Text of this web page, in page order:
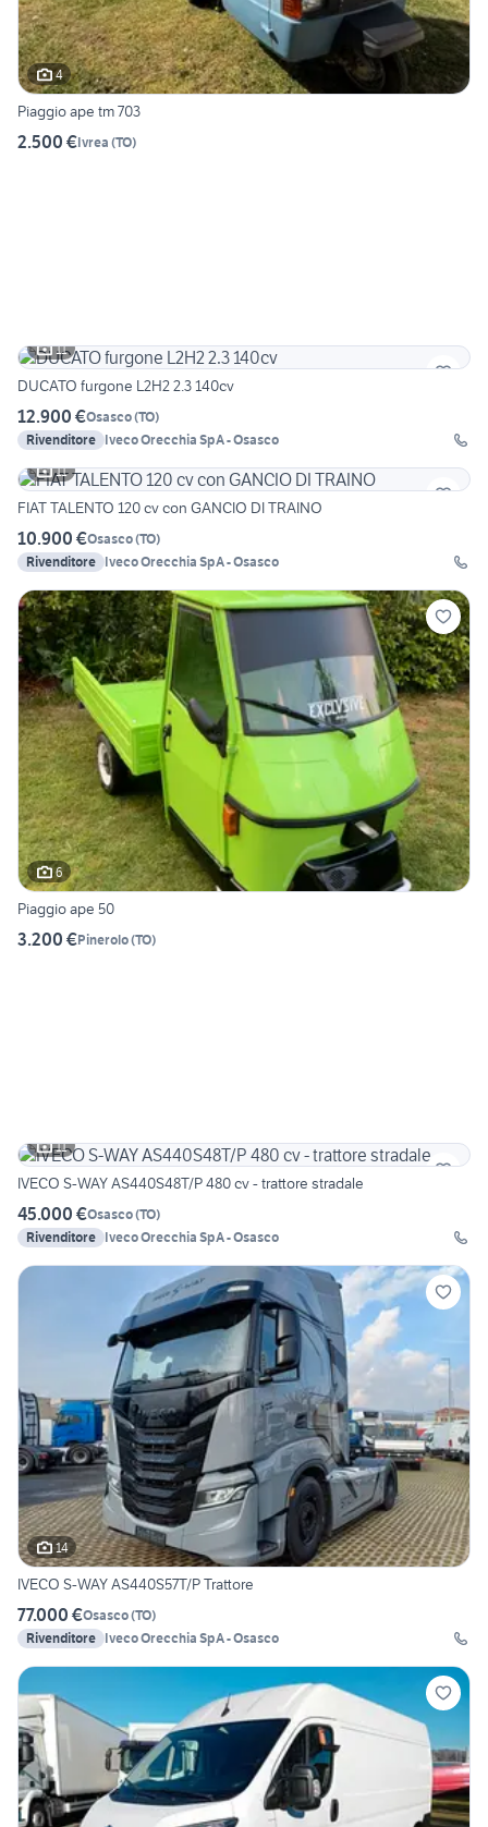
4
Piaggio ape tm 703
2.500 €Ivrea (TO)
11
DUCATO furgone L2H2 2.3 140cv
12.900 €Osasco(TO)
Rivenditore Iveco Orecchia SpA - Osasco
11
FIAT TALENTO 120 cv con GANCIO DI TRAINO
10.900 €Osasco(TO)
Rivenditore Iveco Orecchia SpA - Osasco
6
Piaggio ape 50
3.200 €Pinerolo(TO)
11
IVECO S-WAY AS440S48T/P 480 cv - trattore stradale
45.000 €Osasco(TO)
Rivenditore Iveco Orecchia SpA - Osasco
14
IVECO S-WAY AS440S57T/P Trattore
77.000 €Osasco(TO)
Rivenditore Iveco Orecchia SpA - Osasco